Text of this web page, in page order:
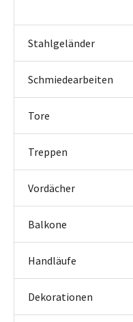
Stahlgeländer
Schmiedearbeiten
Tore
Treppen
Vordächer
Balkone
Handläufe
Dekorationen